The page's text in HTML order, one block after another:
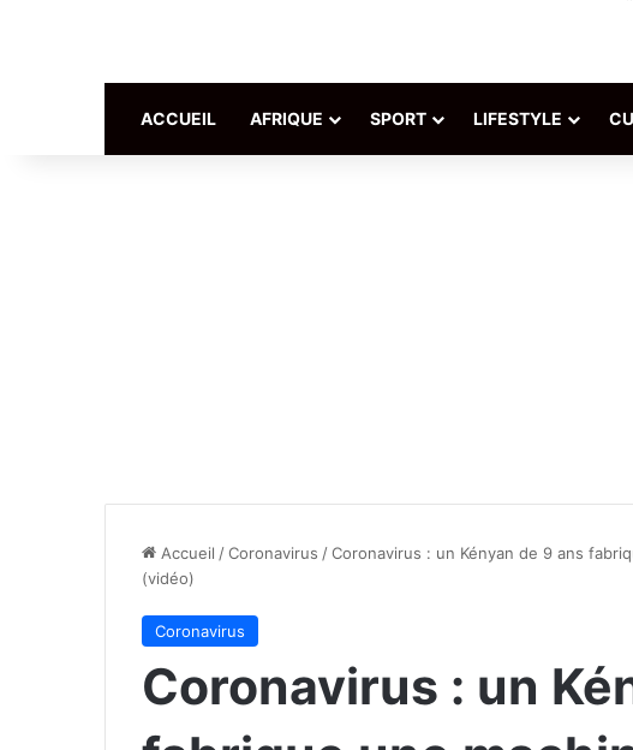
ACCUEIL AFRIQUE SPORT LIFESTYLE
Accueil /Coronavirus /Coronavirus : un Kényan de 9 ans
(vidéo)
Coronavirus
Coronavirus : un